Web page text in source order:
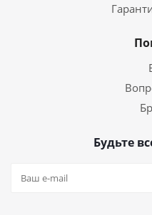
Будьте